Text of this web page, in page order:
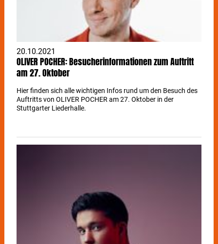
20.10.2021
OLIVER POCHER: Besucherinformationen zum Auftritt
am 27. Oktober
Hier finden sich alle wichtigen Infos rund um den Besuch des
Auftritts von OLIVER POCHER am 27. Oktober in der
Stuttgarter Liederhalle.